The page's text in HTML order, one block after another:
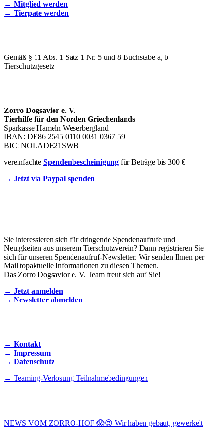
→ Mitglied werden
→ Tierpate werden
Gemäß § 11 Abs. 1 Satz 1 Nr. 5 und 8 Buchstabe a, b
Tierschutzgesetz
Zorro Dogsavior e. V.
Tierhilfe für den Norden Griechenlands
Sparkasse Hameln Weserbergland
IBAN: DE86 2545 0110 0031 0367 59
BIC: NOLADE21SWB
vereinfachte Spendenbescheinigung für Beträge bis 300 €
→ Jetzt via Paypal spenden
Sie interessieren sich für dringende Spendenaufrufe und
Neuigkeiten aus unserem Tierschutzverein? Dann registrieren Sie
sich für unseren Spendenaufruf-Newsletter. Wir senden Ihnen per
Mail topaktuelle Informationen zu diesen Themen.
Das Zorro Dogsavior e. V. Team freut sich auf Sie!
→ Jetzt anmelden
→ Newsletter abmelden
→ Kontakt
→ Impressum
→ Datenschutz
→ Teaming-Verlosung Teilnahmebedingungen
NEWS VOM ZORRO-HOF 😱😍 Wir haben gebaut, gewerkelt